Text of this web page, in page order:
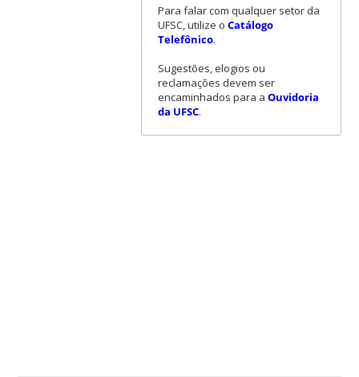
Para falar com qualquer setor da
UFSC, utilize o Catálogo
Telefônico.
Sugestões, elogios ou
reclamações devem ser
encaminhados para a Ouvidoria
da UFSC.